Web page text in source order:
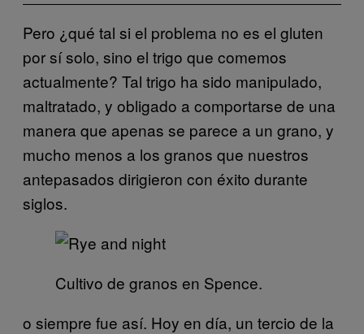
Pero ¿qué tal si el problema no es el gluten
por sí solo, sino el trigo que comemos
actualmente? Tal trigo ha sido manipulado,
maltratado, y obligado a comportarse de una
manera que apenas se parece a un grano, y
mucho menos a los granos que nuestros
antepasados dirigieron con éxito durante
siglos.
Cultivo de granos en Spence.
o siempre fue así. Hoy en día, un tercio de la